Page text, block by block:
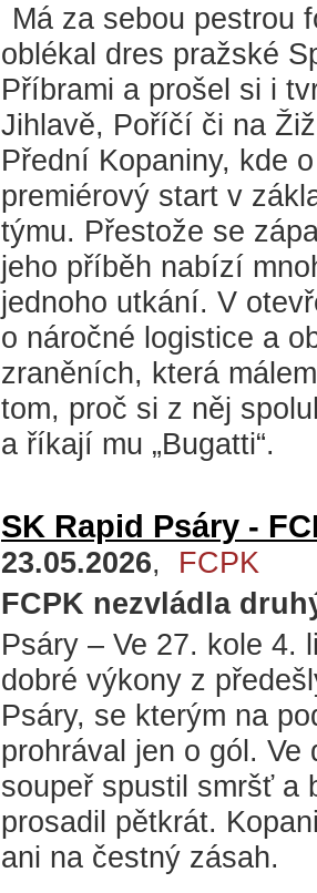
Má za sebou pestrou
oblékal dres pražské
Příbrami a prošel si i
Jihlavě, Poříčí či na
Přední Kopaniny, kde
premiérový start v
týmu. Přestože se
jeho příběh nabízí
jednoho utkání. V
o náročné logistice a
zraněních, která
tom, proč si z něj
a říkají mu „Bugatti“.
SK Rapid Psáry -
23.05.2026, FCPK
FCPK nezvládla
Psáry – Ve 27. kole 4.
dobré výkony z
Psáry, se kterým na
prohrával jen o gól. Ve
soupeř spustil smršť a
prosadil pětkrát.
ani na čestný zásah.